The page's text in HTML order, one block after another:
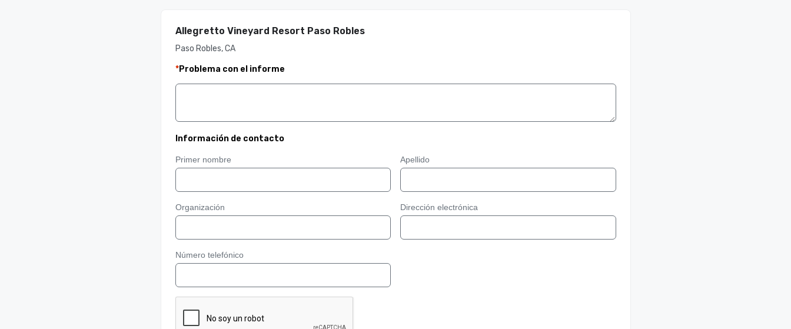
Allegretto Vineyard Resort Paso Robles
Paso Robles, CA
*Problema con el informe
Información de contacto
Primer nombre Apellido
Organización Dirección electrónica
Número telefónico